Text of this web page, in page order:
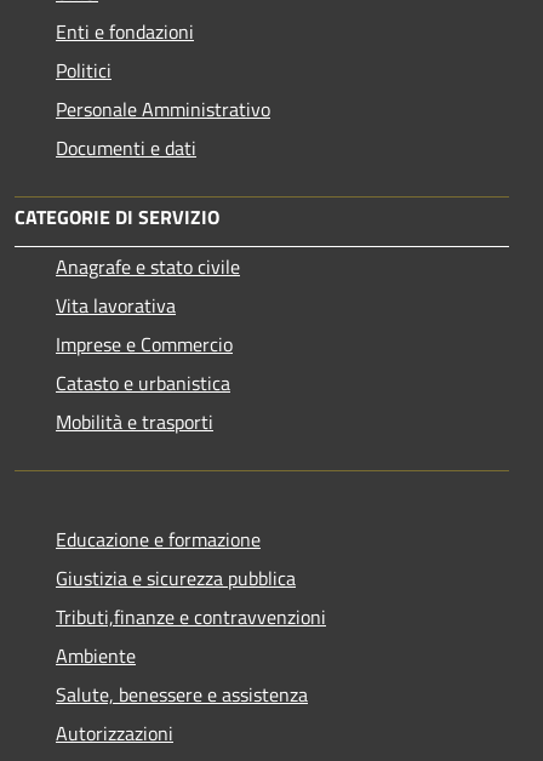
Enti e fondazioni
Politici
Personale Amministrativo
Documenti e dati
CATEGORIE DI SERVIZIO
Anagrafe e stato civile
Vita lavorativa
Imprese e Commercio
Catasto e urbanistica
Mobilità e trasporti
Educazione e formazione
Giustizia e sicurezza pubblica
Tributi,finanze e contravvenzioni
Ambiente
Salute, benessere e assistenza
Autorizzazioni